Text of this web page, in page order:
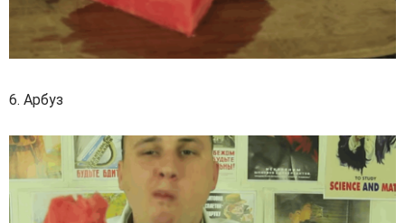
6. Арбуз